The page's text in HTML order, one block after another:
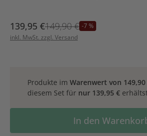
139,95 €149,90 € -7 %
inkl. MwSt. zzgl. Versand
Produkte im Warenwert von
diesem Set für nur 139,95 €
Produkt Anzahl: Gib den
In den